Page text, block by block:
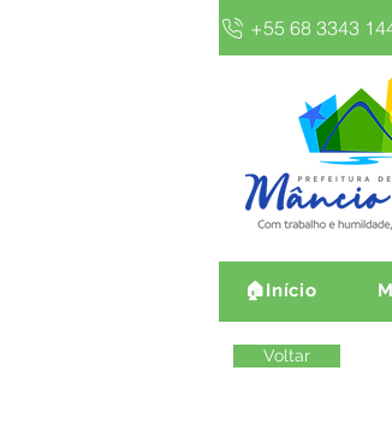
+55 68 3343
🏠Início
Voltar